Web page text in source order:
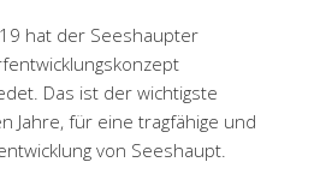
hat der Seeshaupter
Das ist der wichtigste
Jahre, für eine tragfähige und
von Seeshaupt.